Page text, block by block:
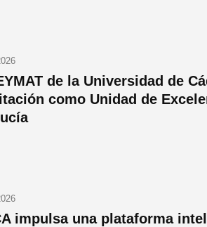
de la Universidad de
como Unidad de
impulsa una plataforma